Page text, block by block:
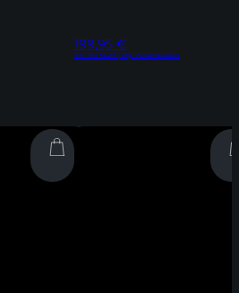
199,95 €
Inkl. 19% MwSt | zzgl. Versandkosten